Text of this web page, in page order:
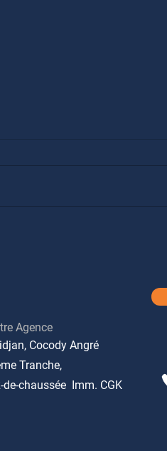
Agence
Cocody Angré
Tranche,
de-chaussée Imm. CGK